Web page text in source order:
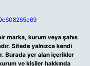
marka, kurum veya şahıs
Sitede yalnızca kendi
Burada yer alan içerikler
ve kişiler hakkında